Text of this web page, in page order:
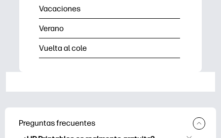
Vacaciones
Verano
Vuelta al cole
Preguntas frecuentes